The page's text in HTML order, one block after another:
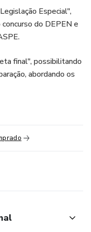
Especial",
do DEPEN e
final", possibilitando
abordando os